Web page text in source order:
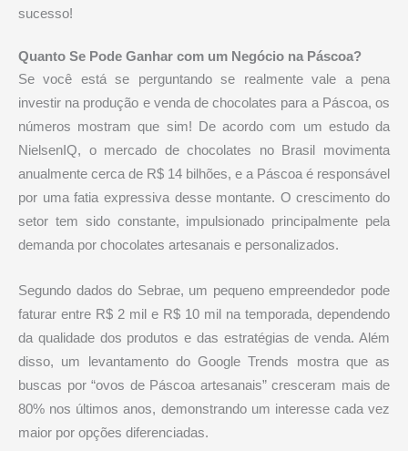
sucesso!
Quanto Se Pode Ganhar com um Negócio na Páscoa?
Se você está se perguntando se realmente vale a pena
investir na produção e venda de chocolates para a Páscoa, os
números mostram que sim! De acordo com um estudo da
NielsenIQ, o mercado de chocolates no Brasil movimenta
anualmente cerca de R$ 14 bilhões, e a Páscoa é responsável
por uma fatia expressiva desse montante. O crescimento do
setor tem sido constante, impulsionado principalmente pela
demanda por chocolates artesanais e personalizados.
Segundo dados do Sebrae, um pequeno empreendedor pode
faturar entre R$ 2 mil e R$ 10 mil na temporada, dependendo
da qualidade dos produtos e das estratégias de venda. Além
disso, um levantamento do Google Trends mostra que as
buscas por “ovos de Páscoa artesanais” cresceram mais de
80% nos últimos anos, demonstrando um interesse cada vez
maior por opções diferenciadas.